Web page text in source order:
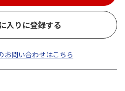
入りに登録する
お問い合わせはこちら